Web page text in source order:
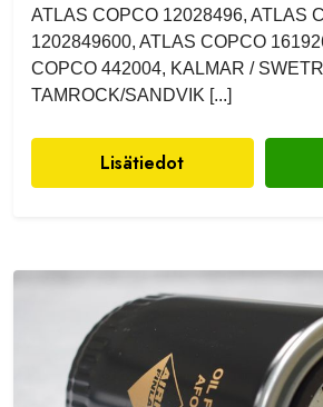
ATLAS COPCO 12028496, ATLAS
1202849600, ATLAS COPCO
COPCO 442004, KALMAR /
TAMROCK/SANDVIK [...]
Lisätiedot